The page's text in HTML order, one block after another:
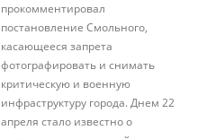
прокомментировал
постановление Смольного,
касающееся запрета
фотографировать и снимать
критическую и военную
инфраструктуру города. Днем 22
апреля стало известно о